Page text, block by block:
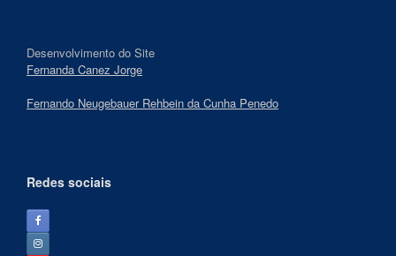
Desenvolvimento do Site
Fernanda Canez Jorge
Fernando Neugebauer Rehbein da Cunha Penedo
Redes sociais